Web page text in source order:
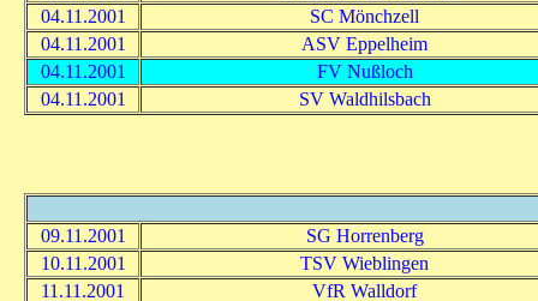
04.11.2001
SC Mönchzell
04.11.2001
ASV Eppelheim
04.11.2001
FV Nußloch
04.11.2001
SV Waldhilsbach
09.11.2001
SG Horrenberg
10.11.2001
TSV Wieblingen
11.11.2001
VfR Walldorf